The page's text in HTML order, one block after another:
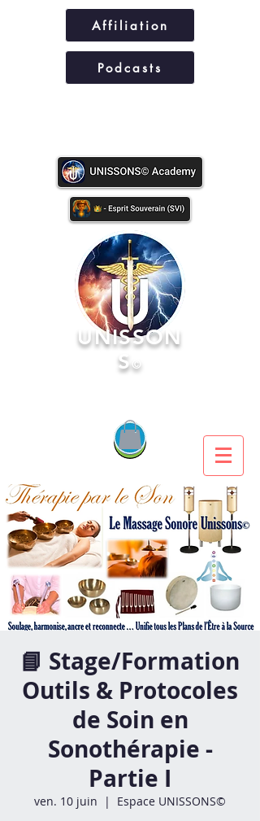
Affiliation
Podcasts
UNISSON
S©
📘 Stage/Formation
Outils & Protocoles
de Soin en
Sonothérapie -
Partie I
ven. 10 juin
  |
Espace UNISSONS©